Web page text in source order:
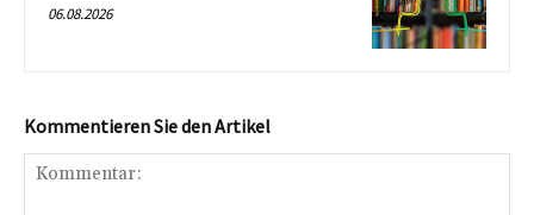
06.08.2026
Kommentieren Sie den Artikel